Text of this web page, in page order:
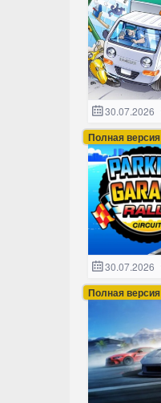
30.07.2026
Полная версия
30.07.2026
Полная версия